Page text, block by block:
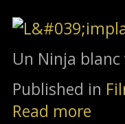
Un Ninja
Published in
Read more